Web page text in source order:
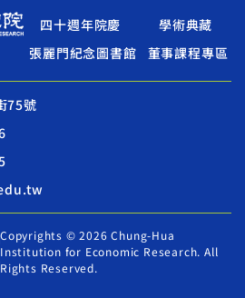
四十週年院慶
學術典藏
張麗門紀念圖書館
董事課程專區
75號
Copyrights © 2026 Chung-Hua
Institution for Economic Research. All
Rights Reserved.